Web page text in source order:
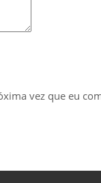
vez que eu